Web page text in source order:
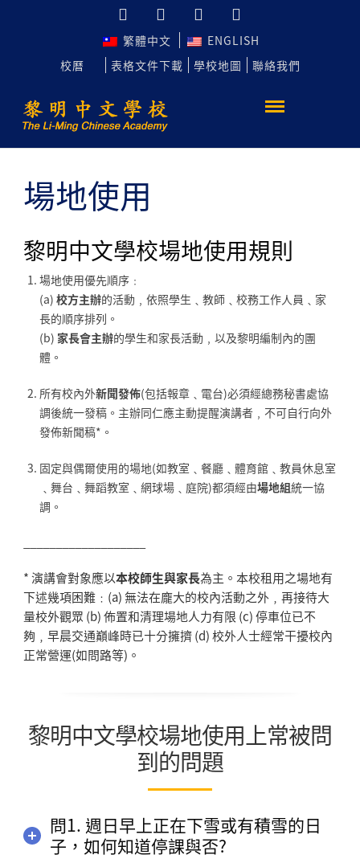
繁體中文
ENGLISH
校曆
表格文件下載 學校地圖 聯絡我們
場地使用
黎明中文學校場地使用規則
場地使用優先順序﹕
(a) 校方主辦的活動﹐依照學生﹑教師﹑校務工作人員﹑家
長的順序排列。
(b) 家長會主辦的學生和家長活動﹐以及黎明編制內的團
體。
所有校內外新聞發佈(包括報章﹑電台)必須經總務秘書處協
調後統一發稿。主辦同仁應主動提醒演講者﹐不可自行向外
發佈新聞稿*。
固定與偶爾使用的場地(如教室﹑餐廳﹑體育館﹑教員休息室
﹑舞台﹑舞蹈教室﹑網球場﹑庭院)都須經由場地組統一協
調。
* 演講會對象應以本校師生與家長為主。本校租用之場地有
下述幾項困難﹕(a) 無法在龐大的校內活動之外﹐再接待大
量校外觀眾 (b) 佈置和清理場地人力有限 (c) 停車位已不
夠﹐早晨交通巔峰時已十分擁擠 (d) 校外人士經常干擾校內
正常營運(如問路等)。
黎明中文學校場地使用上常被問
到的問題
問1. 週日早上正在下雪或有積雪的日
子，如何知道停課與否?